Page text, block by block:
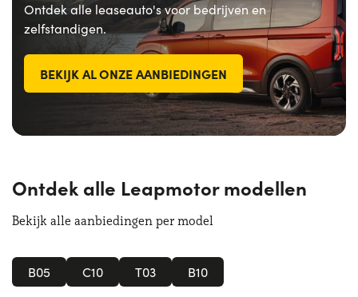
Ontdek alle leaseauto's voor bedrijven en
zelfstandigen.
BEKIJK AL ONZE AANBIEDINGEN
Ontdek alle Leapmotor modellen
Bekijk alle aanbiedingen per model
B05 C10 T03 B10